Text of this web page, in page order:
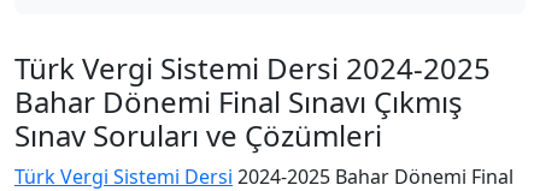
Türk Vergi Sistemi Dersi 2024-2025
Bahar Dönemi Final Sınavı Çıkmış
Sınav Soruları ve Çözümleri
Türk Vergi Sistemi Dersi 2024-2025 Bahar Dönemi Final